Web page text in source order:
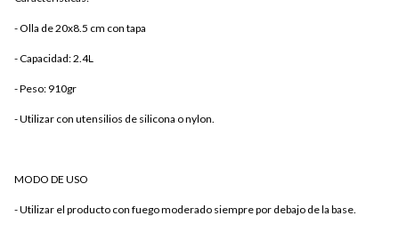
- Olla de 20x8.5 cm con tapa
- Capacidad: 2.4L
- Peso: 910gr
- Utilizar con utensilios de silicona o nylon.
MODO DE USO
- Utilizar el producto con fuego moderado siempre por debajo de la base.